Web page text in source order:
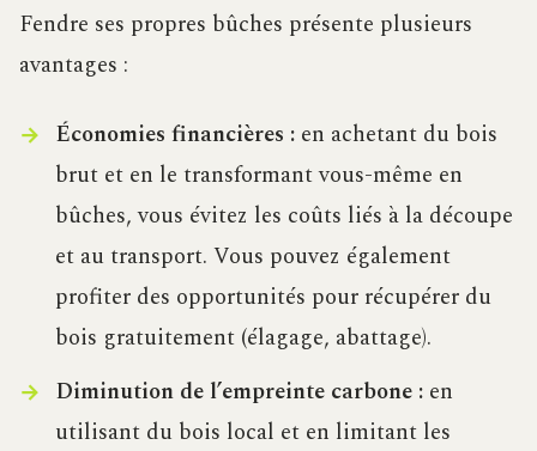
Fendre ses propres bûches présente plusieurs
avantages :
Économies financières :en achetant du bois
brut et en le transformant vous-même en
bûches, vous évitez les coûts liés à la découpe
et au transport. Vous pouvez également
profiter des opportunités pour récupérer du
bois gratuitement (élagage, abattage).
Diminution de l’empreinte carbone :en
utilisant du bois local et en limitant les